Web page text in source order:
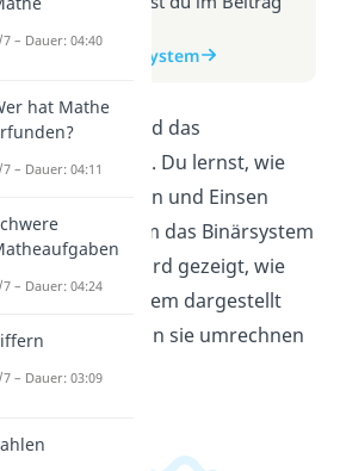
Beitrag: Binärsystem
diesem Video wird das
erklärt. Du lernst, wie
mit Nullen und Einsen
und warum das Binärsystem
ideal ist. Es wird gezeigt, wie
im Binärsystem dargestellt
und wie man sie umrechnen
7 – Dauer: 04:40
hat Mathe
– Dauer: 04:11
– Dauer: 04:24
– Dauer: 03:09